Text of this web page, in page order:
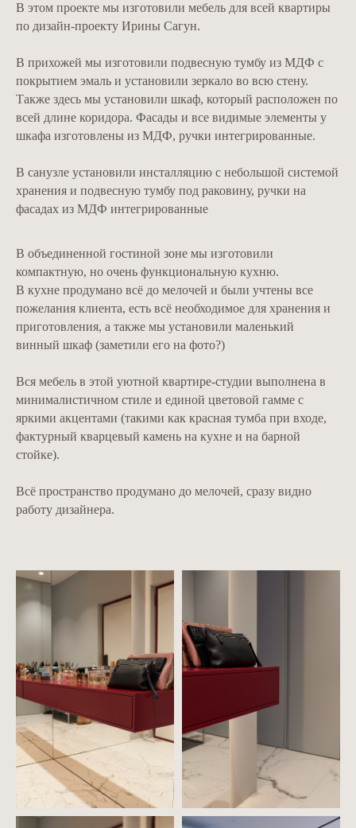
В этом проекте мы изготовили мебель для всей квартиры
по дизайн-проекту Ирины Сагун.
В прихожей мы изготовили подвесную тумбу из МДФ с
покрытием эмаль и установили зеркало во всю стену.
Также здесь мы установили шкаф, который расположен по
всей длине коридора. Фасады и все видимые элементы у
шкафа изготовлены из МДФ, ручки интегрированные.
В санузле установили инсталляцию с небольшой системой
хранения и подвесную тумбу под раковину, ручки на
фасадах из МДФ интегрированные
В объединенной гостиной зоне мы изготовили
компактную, но очень функциональную кухню.
В кухне продумано всё до мелочей и были учтены все
пожелания клиента, есть всё необходимое для хранения и
приготовления, а также мы установили маленький
винный шкаф (заметили его на фото?)
Вся мебель в этой уютной квартире-студии выполнена в
минималистичном стиле и единой цветовой гамме с
яркими акцентами (такими как красная тумба при входе,
фактурный кварцевый камень на кухне и на барной
стойке).
Всё пространство продумано до мелочей, сразу видно
работу дизайнера.